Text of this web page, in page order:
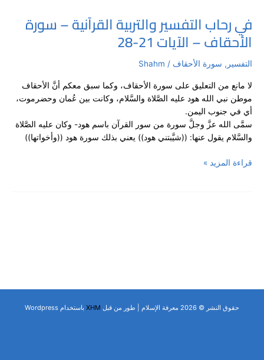
في رحاب التفسير والتربية القرآنية – سورة
الأحقاف – الآيات 21-28
التفسير , سورة الأحقاف /
Shahm
لا مانع من التعليق على سورة الأحقاف، وكما سبق معكم أنَّ الأحقاف
موطن نبي الله هود عليه الصَّلاة والسَّلام، وكانت بين عُمان وحضرموت،
أي في جنوب اليمن.
سمَّى الله عزَّ وجلَّ سورة من سور القرآن باسم هود- وكان عليه الصَّلاة
والسَّلام يقول عنها: ((شيَّبتني هود)) يعني بذلك سورة هود ((وأخواتها))
في
رحاب
التفسير
والتربية
–
سورة
الأحقاف
–
الآيات
28
قراءة المزيد »
حقوق النشر © 2026 معرفة الإسلام | طور من قبل XHM باستخدام Wordpress